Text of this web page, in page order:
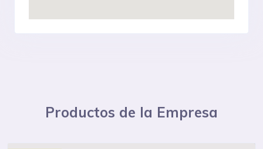
Productos de la Empresa